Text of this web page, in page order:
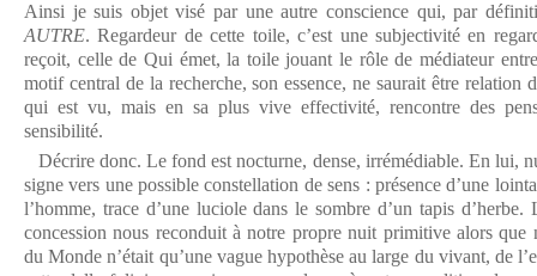
Ainsi je suis objet visé par une autre conscience qui, par
AUTRE. Regardeur de cette toile, c’est une subjectivité en
reçoit, celle de Qui émet, la toile jouant le rôle de médiateur
motif central de la recherche, son essence, ne saurait être relation
qui est vu, mais en sa plus vive effectivité, rencontre des
sensibilité.
Décrire donc. Le fond est nocturne, dense, irrémédiable. En lui,
signe vers une possible constellation de sens : présence d’une
l’homme, trace d’une luciole dans le sombre d’un tapis
concession nous reconduit à notre propre nuit primitive alors que
du Monde n’était qu’une vague hypothèse au large du vivant, de